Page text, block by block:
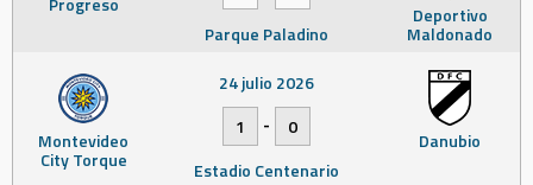
Deportivo
Maldonado
Parque Paladino
Montevideo
City Torque
Danubio
24 julio 2026
1
-
0
Estadio Centenario